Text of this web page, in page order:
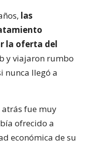
las
la oferta del
y viajaron rumbo
nunca llegó a
atrás fue muy
ofrecido a
económica de su